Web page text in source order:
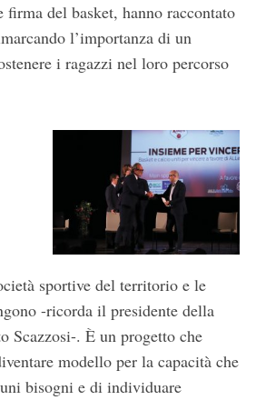
del basket, hanno raccontato
l’importanza di un
i ragazzi nel loro percorso
sportive del territorio e le
-ricorda il presidente della
Scazzosi-. È un progetto che
modello per la capacità che
bisogni e di individuare